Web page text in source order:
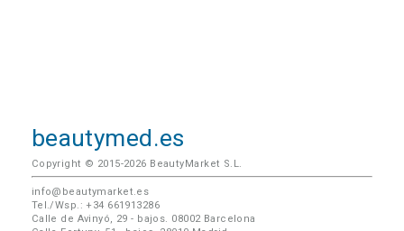
beautymed.es
Copyright © 2015-2026 BeautyMarket S.L.
info@beautymarket.es
Tel./Wsp.: +34 661913286
Calle de Avinyó, 29 - bajos. 08002 Barcelona